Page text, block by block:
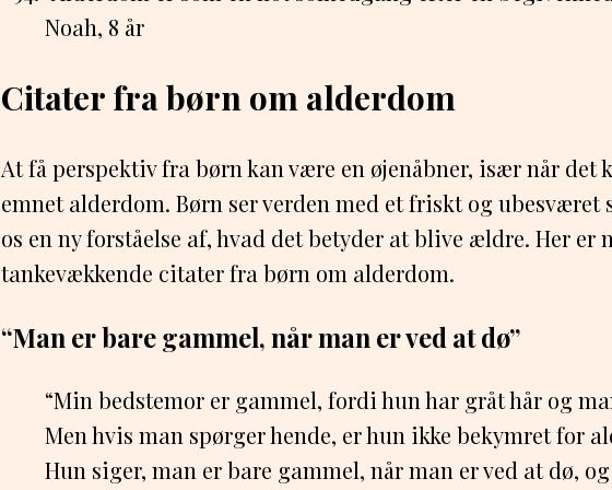
Noah, 8 år
Citater fra børn om alderdom
At få perspektiv fra børn kan være en øjenåbner, især når det
emnet alderdom. Børn ser verden med et friskt og ubesværet
os en ny forståelse af, hvad det betyder at blive ældre. Her er
tankevækkende citater fra børn om alderdom.
“Man er bare gammel, når man er ved at dø”
“Min bedstemor er gammel, fordi hun har gråt hår og
Men hvis man spørger hende, er hun ikke bekymret for
Hun siger, man er bare gammel, når man er ved at dø,